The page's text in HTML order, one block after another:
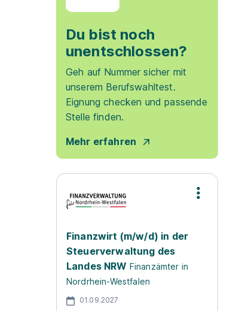
Du bist noch
unentschlossen?
Geh auf Nummer sicher mit
unserem Berufswahltest.
Eignung checken und passende
Stelle finden.
Mehr erfahren
Finanzwirt (m/w/d) in der
Steuerverwaltung des
Landes NRW Finanzämter in
Nordrhein-Westfalen
01.09.2027